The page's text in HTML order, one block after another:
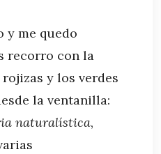
y me quedo
recorro con la
y los verdes
la ventanilla:
naturalística,